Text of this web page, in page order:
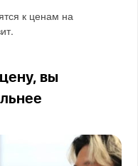
к ценам на
вы